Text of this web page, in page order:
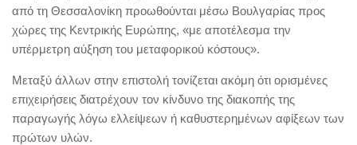
από τη Θεσσαλονίκη προωθούνται μέσω Βουλγαρίας προς
χώρες της Κεντρικής Ευρώπης, «με αποτέλεσμα την
υπέρμετρη αύξηση του μεταφορικού κόστους».
Μεταξύ άλλων στην επιστολή τονίζεται ακόμη ότι ορισμένες
επιχειρήσεις διατρέχουν τον κίνδυνο της διακοπής της
παραγωγής λόγω ελλείψεων ή καθυστερημένων αφίξεων των
πρώτων υλών.